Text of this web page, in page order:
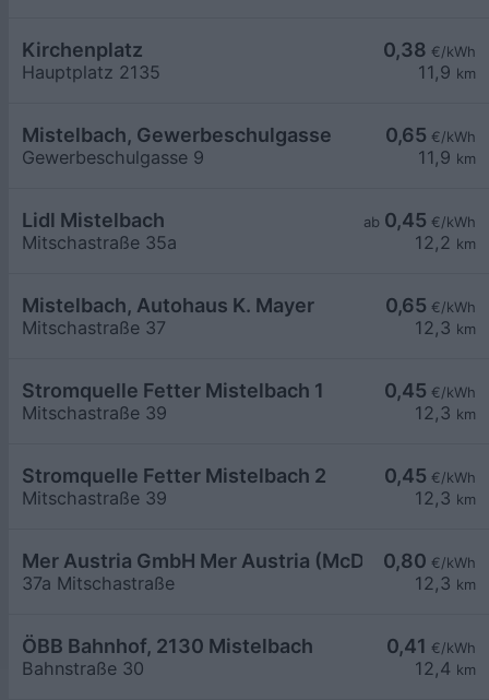
0,38 €/kWh
11,9 km
Kirchenplatz
Hauptplatz 2135
0,65 €/kWh
11,9 km
Mistelbach, Gewerbeschulgasse
Gewerbeschulgasse 9
ab 0,45 €/kWh
12,2 km
Lidl Mistelbach
Mitschastraße 35a
0,65 €/kWh
12,3 km
Mistelbach, Autohaus K. Mayer
Mitschastraße 37
0,45 €/kWh
12,3 km
Stromquelle Fetter Mistelbach 1
Mitschastraße 39
0,45 €/kWh
12,3 km
Stromquelle Fetter Mistelbach 2
Mitschastraße 39
0,80 €/kWh
12,3 km
Mer Austria GmbH Mer Austria (McD) -
37a Mitschastraße
0,41 €/kWh
12,4 km
ÖBB Bahnhof, 2130 Mistelbach
Bahnstraße 30